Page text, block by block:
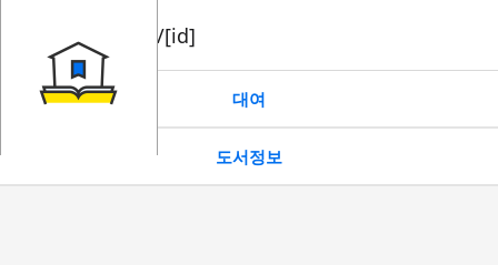
book/rent/[id]
대여
도서정보